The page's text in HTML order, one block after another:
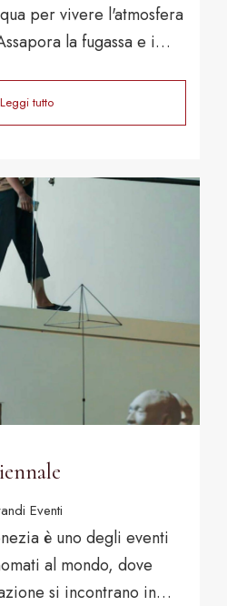
per vivere l'atmosfera
la fugassa e i…
Leggi tutto
Eventi
è uno degli eventi
al mondo, dove
si incontrano in…